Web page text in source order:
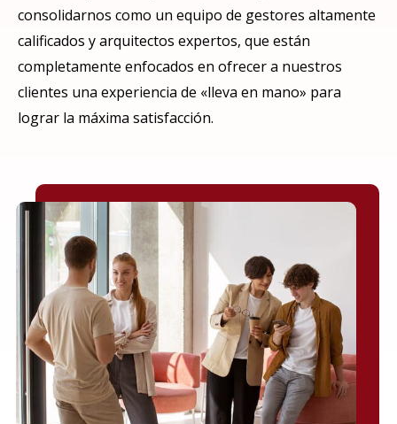
consolidarnos como un equipo de gestores altamente
calificados y arquitectos expertos, que están
completamente enfocados en ofrecer a nuestros
clientes una experiencia de «lleva en mano» para
lograr la máxima satisfacción.